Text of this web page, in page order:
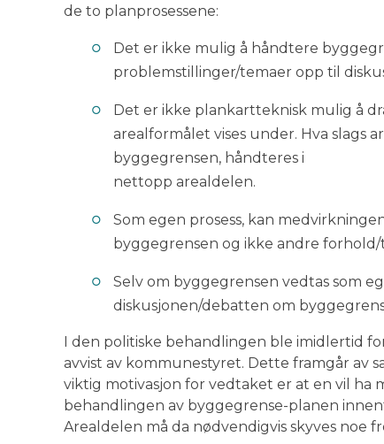
de to planprosessene:
Det er ikke mulig å håndtere
problemstillinger/temaer opp til
Det er ikke plankartteknisk mulig å
arealformålet vises under. Hva slags
byggegrensen, håndteres i
nettopp arealdelen.
Som egen prosess, kan
byggegrensen og ikke andre forhold/
Selv om byggegrensen vedtas som
diskusjonen/debatten om
I den politiske behandlingen ble imidlertid
avvist av kommunestyret. Dette framgår av
viktig motivasjon for vedtaket er at en vil
behandlingen av byggegrense-planen
Arealdelen må da nødvendigvis skyves noe